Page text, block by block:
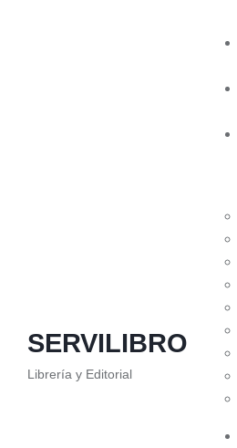
SERVILIBRO
Librería y Editorial